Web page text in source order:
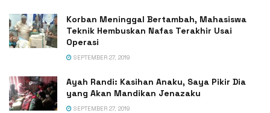
Korban Meninggal Bertambah, Mahasiswa
Teknik Hembuskan Nafas Terakhir Usai
Operasi
SEPTEMBER 27, 2019
Ayah Randi: Kasihan Anaku, Saya Pikir Dia
yang Akan Mandikan Jenazaku
SEPTEMBER 27, 2019